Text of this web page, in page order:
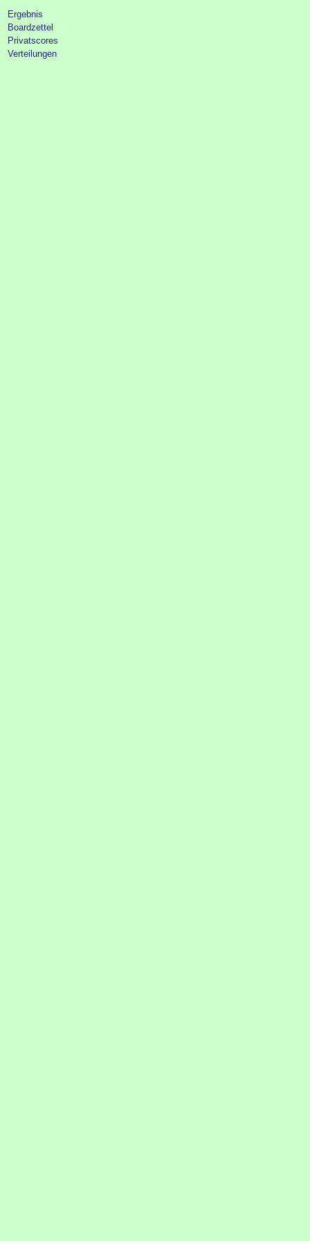
Ergebnis
Boardzettel
Privatscores
Verteilungen